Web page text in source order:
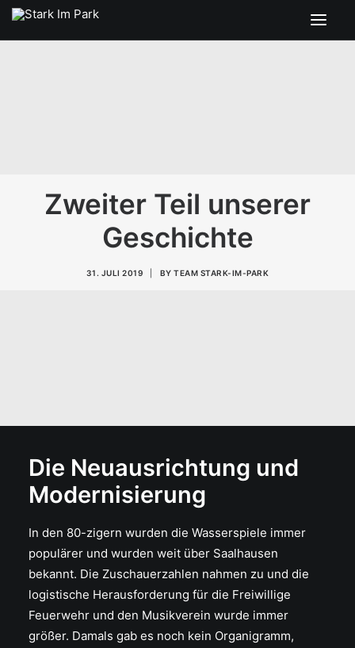
Zweiter Teil unserer
Geschichte
31. JULI 2019 BYTEAM STARK-IM-PARK
Die Neuausrichtung und
Modernisierung
In den 80-zigern wurden die Wasserspiele immer
populärer und wurden weit über Saalhausen
bekannt. Die Zuschauerzahlen nahmen zu und die
logistische Herausforderung für die Freiwillige
Feuerwehr und den Musikverein wurde immer
größer. Damals gab es noch kein Organigramm,